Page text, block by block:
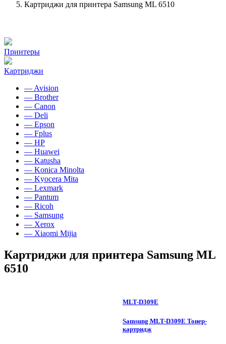
Картриджи для принтера Samsung ML 6510
Принтеры
Картриджи
— Avision
— Brother
— Canon
— Deli
— Epson
— Fplus
— HP
— Huawei
— Katusha
— Konica Minolta
— Kyocera Mita
— Lexmark
— Pantum
— Ricoh
— Samsung
— Xerox
— Xiaomi Mijia
Картриджи для принтера Samsung ML
6510
MLT-D309E
Samsung MLT-D309E Тонер-
картридж